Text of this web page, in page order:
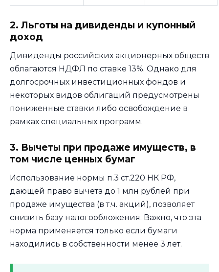
2. Льготы на дивиденды и купонный
доход
Дивиденды российских акционерных обществ
облагаются НДФЛ по ставке 13%. Однако для
долгосрочных инвестиционных фондов и
некоторых видов облигаций предусмотрены
пониженные ставки либо освобождение в
рамках специальных программ.
3. Вычеты при продаже имуществ, в
том числе ценных бумаг
Использование нормы п.3 ст.220 НК РФ,
дающей право вычета до 1 млн рублей при
продаже имущества (в т.ч. акций), позволяет
снизить базу налогообложения. Важно, что эта
норма применяется только если бумаги
находились в собственности менее 3 лет.